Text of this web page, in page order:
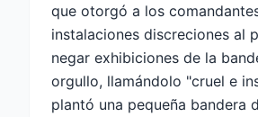
que otorgó a los
instalaciones discreciones al
negar exhibiciones de la
orgullo, llamándolo "cruel e
plantó una pequeña bandera